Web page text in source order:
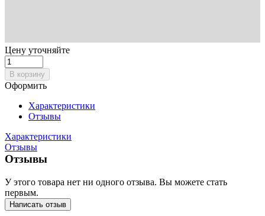
Цену уточняйте
В корзину
Оформить
Характеристики
Отзывы
Характеристики
Отзывы
Отзывы
У этого товара нет ни одного отзыва. Вы можете стать
первым.
Написать отзыв